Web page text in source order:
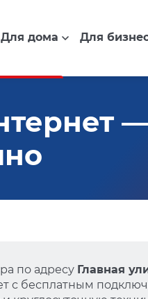
Для дома Для
—
по адресу Главная
с бесплатным